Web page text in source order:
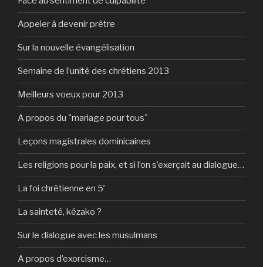
Appeler à devenir prêtre
Sur la nouvelle évangélisation
Semaine de l’unité des chrétiens 2013
Meilleurs voeux pour 2013
A propos du "mariage pour tous"
Leçons magistrales dominicaines
Les religions pour la paix, et si l’on s’exerçait au dialogue…
La foi chrétienne en 5′
La sainteté, kézako ?
Sur le dialogue avec les musulmans
A propos d’exorcisme…